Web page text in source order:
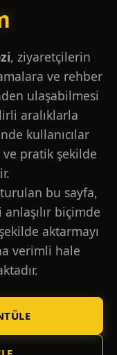
, ziyaretçilerin
ve rehber
ulaşabilmesi
aralıklarla
kullanıcılar
pratik şekilde
bu sayfa,
biçimde
aktarmayı
verimli hale